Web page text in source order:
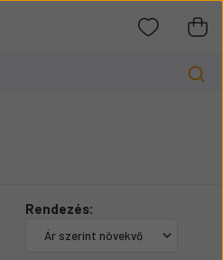
Rendezés: